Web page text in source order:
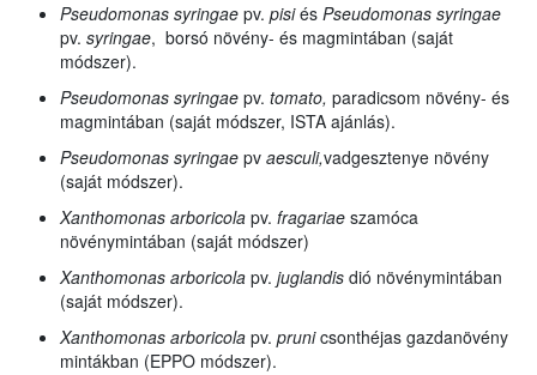
Pseudomonas syringae pv. pisiés Pseudomonas syringae
pv. syringae, borsó növény- és magmintában (saját
módszer).
Pseudomonas syringae pv. tomato, paradicsom növény- és
magmintában (saját módszer, ISTA ajánlás).
Pseudomonas syringae pv aesculi,vadgesztenye növény
(saját módszer).
Xanthomonas arboricola pv. fragariae szamóca
növénymintában (saját módszer)
Xanthomonas arboricola pv. juglandis dió növénymintában
(saját módszer).
Xanthomonas arboricola pv. prunicsonthéjas gazdanövény
mintákban (EPPO módszer).